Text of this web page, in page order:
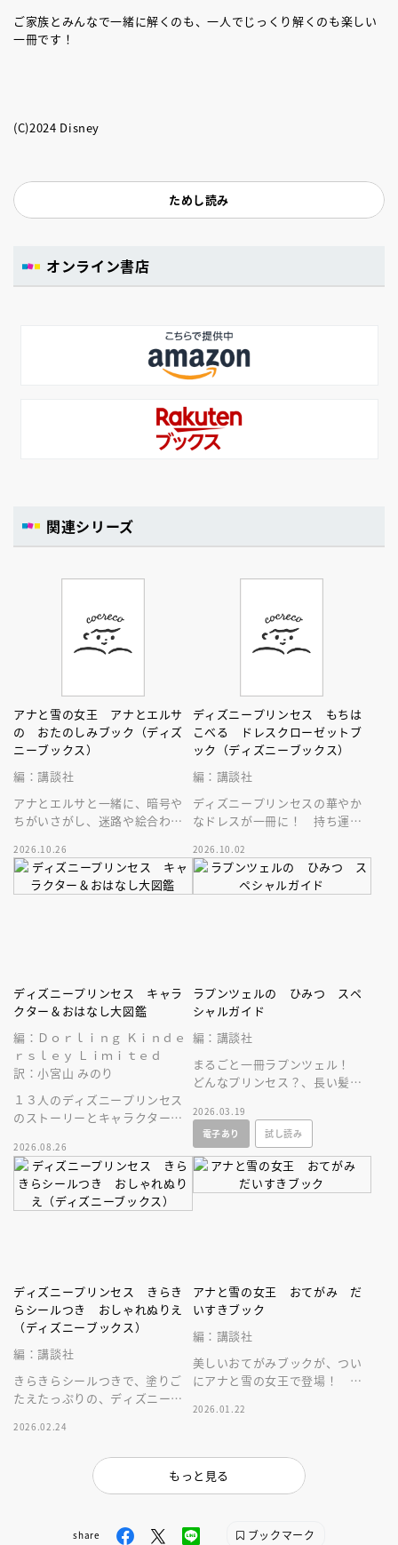
ご家族とみんなで一緒に解くのも、一人でじっくり解くのも楽しい
一冊です！
(C)2024 Disney
ためし読み
オンライン書店
関連シリーズ
アナと雪の女王 アナとエルサ
の おたのしみブック（ディズ
ニーブックス）
編：講談社
アナとエルサと一緒に、暗号や
ちがいさがし、迷路や絵合わせ
けにもおうち遊びにも♪
2026.10.26
ディズニープリンセス もちは
こべる ドレスクローゼットブ
ック（ディズニーブックス）
編：講談社
ディズニープリンセスの華やか
なドレスが一冊に！ 持ち運び
本。扉を開いて素敵なドレスの
世界へ♪
2026.10.02
ディズニープリンセス キャラ
クター＆おはなし大図鑑
編：Ｄｏｒｌｉｎｇ Ｋｉｎｄｅ
ｒｓｌｅｙ Ｌｉｍｉｔｅｄ
訳：小宮山 みのり
１３人のディズニープリンセス
のストーリーとキャラクターに
鑑。豪華な保存版！
2026.08.26
ラプンツェルの ひみつ スペ
シャルガイド
編：講談社
まるごと一冊ラプンツェル！
どんなプリンセス？、長い髪の
ど、ラプンツェルのすべてがわ
かる！
2026.03.19
電子あり
試し読み
ディズニープリンセス きらき
らシールつき おしゃれぬりえ
（ディズニーブックス）
編：講談社
きらきらシールつきで、塗りご
たえたっぷりの、ディズニープ
いい１冊です。
2026.02.24
アナと雪の女王 おてがみ だ
いすきブック
編：講談社
美しいおてがみブックが、つい
にアナと雪の女王で登場！ 子
です。
2026.01.22
もっと見る
share ブックマーク